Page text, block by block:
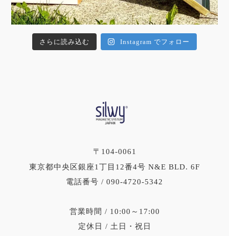
〒104-0061
東京都中央区銀座1丁目12番4号 N&E BLD. 6F
電話番号 / 090-4720-5342
営業時間 / 10:00～17:00
定休日 / 土日・祝日
さらに読み込む Instagram でフォロー